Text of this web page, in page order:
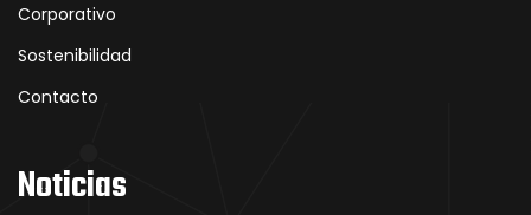
Corporativo
Sostenibilidad
Contacto
Noticias